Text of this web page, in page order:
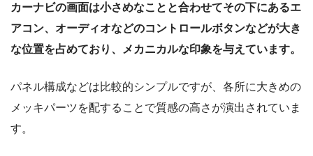
カーナビの画面は小さめなことと合わせてその下にあるエ
アコン、オーディオなどのコントロールボタンなどが大き
な位置を占めており、メカニカルな印象を与えています。
パネル構成などは比較的シンプルですが、各所に大きめの
メッキパーツを配することで質感の高さが演出されていま
す。